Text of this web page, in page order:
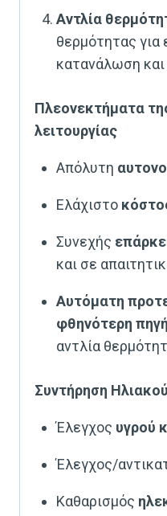
Αντλία
θερμότητας για
κατανάλωση
Πλεονεκτήματα
λειτουργίας
Απόλυτη
Ελάχιστο
Συνεχής
και σε
Αυτόματη
φθηνότερη
αντλία
Συντήρηση
Έλεγχος υγρού
Έλεγχος/
Καθαρισμός